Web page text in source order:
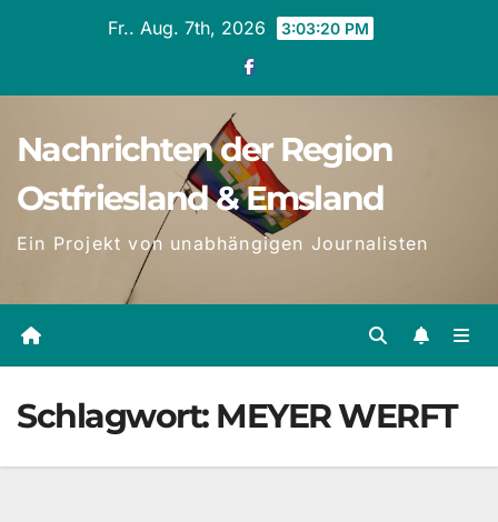
Fr.. Aug. 7th, 2026 3:03:21 PM
Nachrichten der Region
Ostfriesland & Emsland
Ein Projekt von unabhängigen Journalisten
Schlagwort: MEYER WERFT